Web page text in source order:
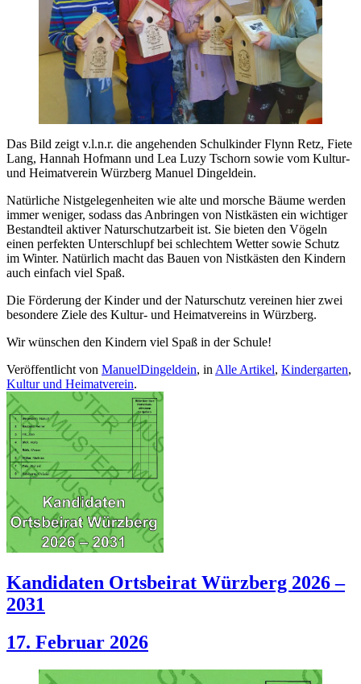
Das Bild zeigt v.l.n.r. die angehenden Schulkinder Flynn Retz, Fiete
Lang, Hannah Hofmann und Lea Luzy Tschorn sowie vom Kultur-
und Heimatverein Würzberg Manuel Dingeldein.
Natürliche Nistgelegenheiten wie alte und morsche Bäume werden
immer weniger, sodass das Anbringen von Nistkästen ein wichtiger
Bestandteil aktiver Naturschutzarbeit ist. Sie bieten den Vögeln
einen perfekten Unterschlupf bei schlechtem Wetter sowie Schutz
im Winter. Natürlich macht das Bauen von Nistkästen den Kindern
auch einfach viel Spaß.
Die Förderung der Kinder und der Naturschutz vereinen hier zwei
besondere Ziele des Kultur- und Heimatvereins in Würzberg.
Wir wünschen den Kindern viel Spaß in der Schule!
Veröffentlicht von ManuelDingeldein, in Alle Artikel, Kindergarten,
Kultur und Heimatverein.
Kandidaten Ortsbeirat Würzberg 2026 –
2031
17. Februar 2026